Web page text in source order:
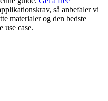
så anbefaler vi
materialer og den bedste
use case.